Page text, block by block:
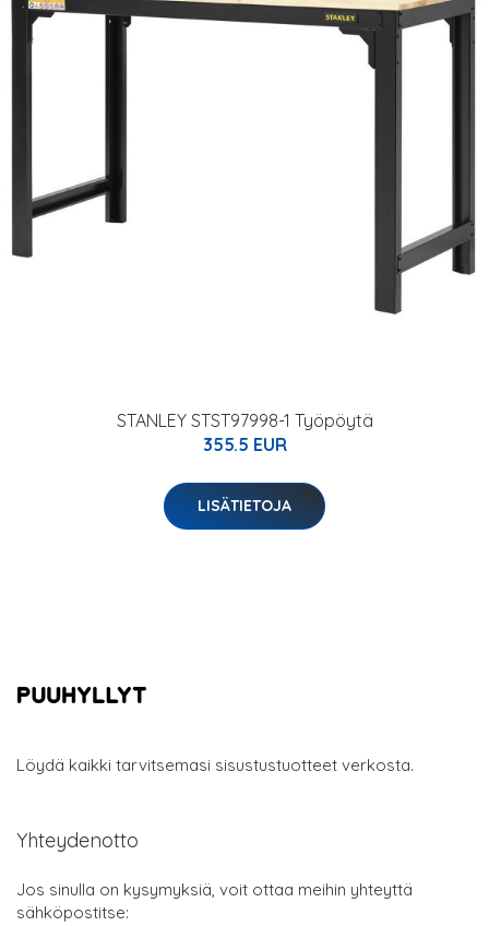
STANLEY STST97998-1 Työpöytä
355.5 EUR
LISÄTIETOJA
Löydä kaikki tarvitsemasi sisustustuotteet verkosta.
Yhteydenotto
Jos sinulla on kysymyksiä, voit ottaa meihin yhteyttä
sähköpostitse: